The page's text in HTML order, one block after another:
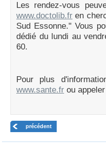
Les rendez-vous
www.doctolib.fr en
Sud Essonne." Vous
dédié du lundi au
60.
Pour plus
www.sante.fr ou
précédent